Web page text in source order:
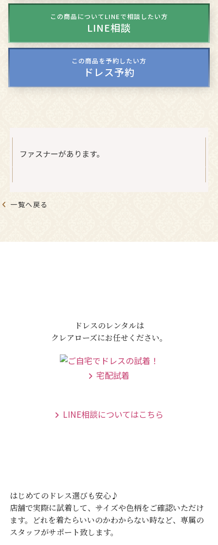
この商品についてLINEで相談したい方
LINE相談
この商品を予約したい方
ドレス予約
ファスナーがあります。
一覧へ戻る
ドレスのレンタルは
クレアローズにお任せください。
宅配試着
LINE相談についてはこちら
はじめてのドレス選びも安心♪
店舗で実際に試着して、サイズや色柄をご確認いただけ
ます。
どれを着たらいいのかわからない時など、専属の
スタッフがサポート致します。